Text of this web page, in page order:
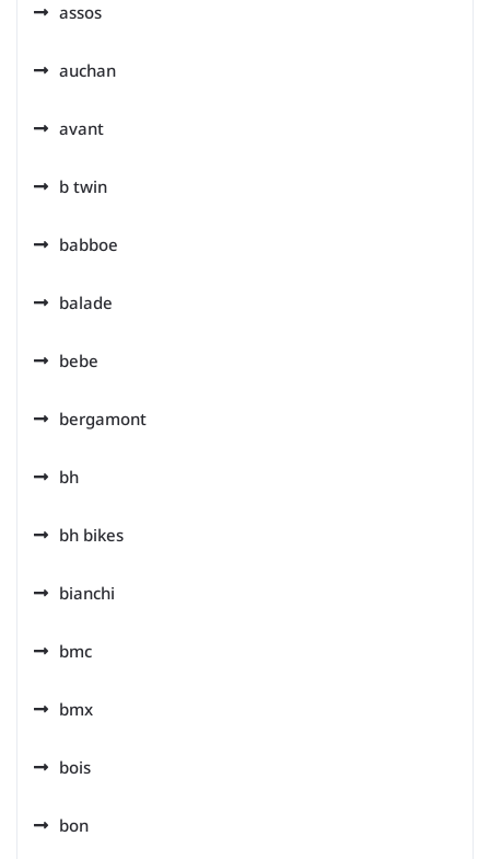
assos
auchan
avant
b twin
babboe
balade
bebe
bergamont
bh
bh bikes
bianchi
bmc
bmx
bois
bon